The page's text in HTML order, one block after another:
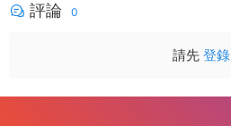
評論 0
請先 登錄